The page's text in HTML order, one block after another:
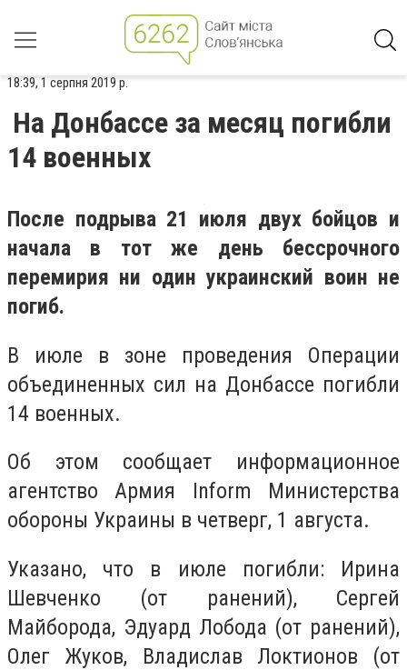
18:39, 1 серпня 2019 р.
На Донбассе за месяц погибли
14 военных
После подрыва 21 июля двух бойцов и
начала в тот же день бессрочного
перемирия ни один украинский воин не
погиб.
В июле в зоне проведения Операции
объединенных сил на Донбассе погибли
14 военных.
Об этом сообщает информационное
агентство Армия Inform Министерства
обороны Украины в четверг, 1 августа.
Указано, что в июле погибли: Ирина
Шевченко (от ранений), Сергей
Майборода, Эдуард Лобода (от ранений),
Олег Жуков, Владислав Локтионов (от